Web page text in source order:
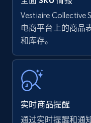
Amazon Reviews
URL, Product
rating object,
Author name, Asin,
Vestiaire Collective
电商平台上的商品
和库存。
实时商品提醒
通过实时提醒和通